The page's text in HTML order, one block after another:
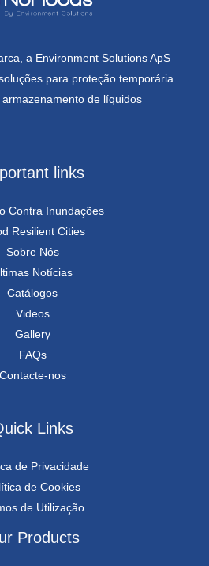
a Environment Solutions ApS
para proteção temporária
de líquidos
links
Contra Inundações
Resilient Cities
Sobre Nós
Notícias
Catálogos
Videos
Gallery
FAQs
Contacte-nos
Links
de Privacidade
de Cookies
de Utilização
Products